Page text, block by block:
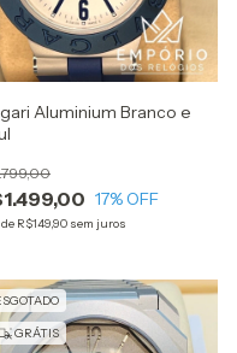
Aluminium Branco e
17% OFF
de R$149,90 sem juros
GRÁTIS